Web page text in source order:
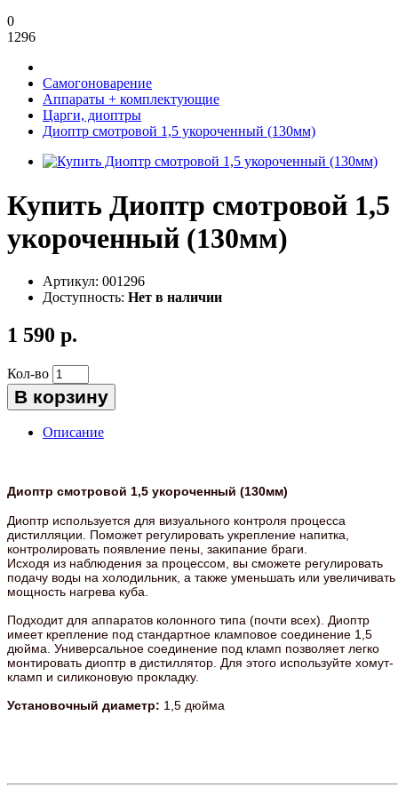
0
1296
Самогоноварение
Аппараты + комплектующие
Царги, диоптры
Диоптр смотровой 1,5 укороченный (130мм)
Купить Диоптр смотровой 1,5
укороченный (130мм)
Артикул: 001296
Доступность: Нет в наличии
1 590 р.
Кол-во
В корзину
Описание
Диоптр смотровой 1,5 укороченный (130мм)
Диоптр используется для визуального контроля процесса
дистилляции. Поможет регулировать укрепление напитка,
контролировать появление пены, закипание браги.
Исходя из наблюдения за процессом, вы сможете регулировать
подачу воды на холодильник, а также уменьшать или увеличивать
мощность нагрева куба.
Подходит для аппаратов колонного типа (почти всех). Диоптр
имеет крепление под стандартное кламповое соединение 1,5
дюйма. Универсальное соединение под кламп позволяет легко
монтировать диоптр в дистиллятор. Для этого используйте хомут-
кламп и силиконовую прокладку.
Установочный диаметр: 1,5 дюйма